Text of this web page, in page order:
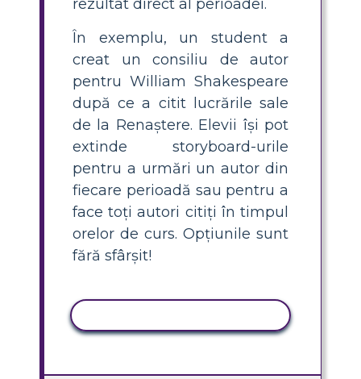
rezultat direct al perioadei.
În exemplu, un student a
creat un consiliu de autor
pentru William Shakespeare
după ce a citit lucrările sale
de la Renaștere. Elevii își pot
extinde storyboard-urile
pentru a urmări un autor din
fiecare perioadă sau pentru a
face toți autori citiți în timpul
orelor de curs. Opțiunile sunt
fără sfârșit!